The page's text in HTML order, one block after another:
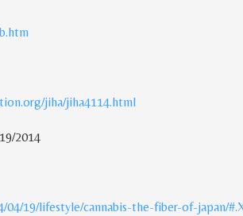
jiha/jiha4114.html
2014
19/lifestyle/cannabis-the-fiber-of-japan/